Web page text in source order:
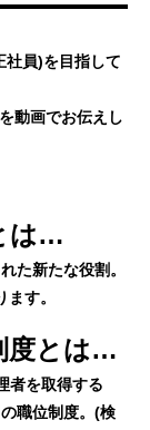
社員)を目指して
動画でお伝えし
は…
た新たな役割。
す。
度とは…
者を取得する
職位制度。(検